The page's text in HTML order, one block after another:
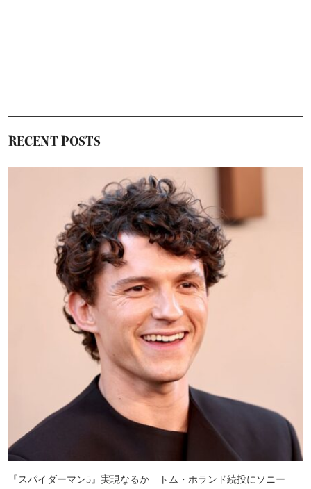
RECENT POSTS
『スパイダーマン5』実現なるか トム・ホランド続投にソニー